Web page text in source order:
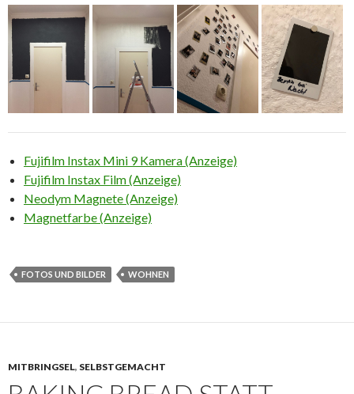
Fujifilm Instax Mini 9 Kamera (Anzeige)
Fujifilm Instax Film (Anzeige)
Neodym Magnete (Anzeige)
Magnetfarbe (Anzeige)
FOTOS UND BILDER WOHNEN
MITBRINGSEL, SELBSTGEMACHT